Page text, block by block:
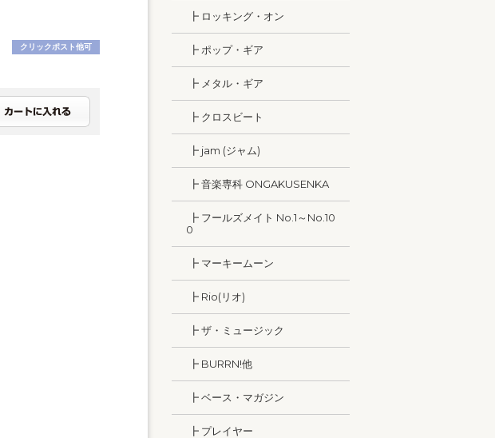
クリックポスト他可
┣ ロッキング・オン
┣ ポップ・ギア
┣ メタル・ギア
┣ クロスビート
┣ jam (ジャム)
┣ 音楽専科 ONGAKUSENKA
┣ フールズメイト No.1～No.10
0
┣ マーキームーン
┣ Rio(リオ)
┣ ザ・ミュージック
┣ BURRN!他
┣ ベース・マガジン
┣ プレイヤー